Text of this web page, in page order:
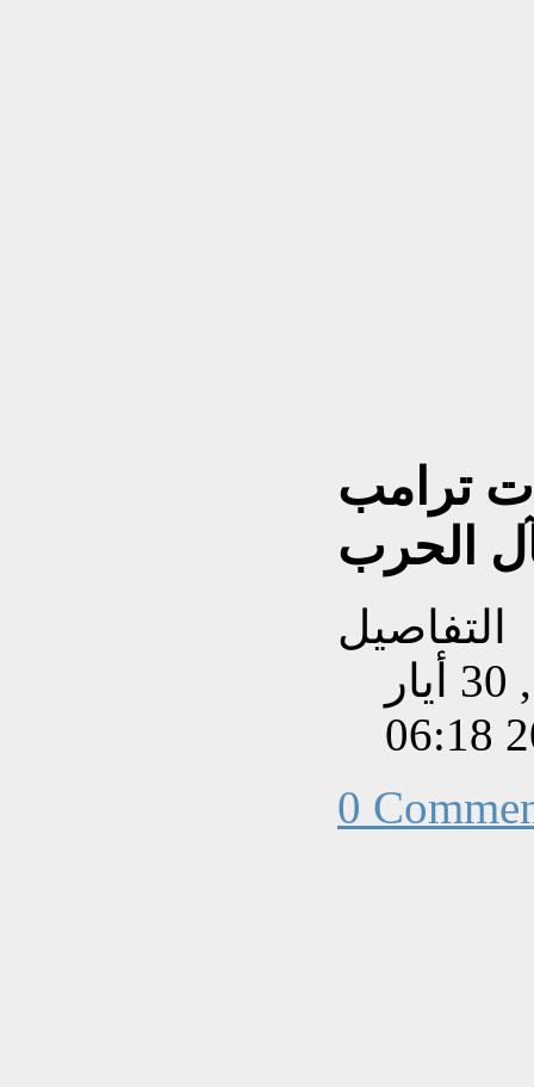
ترامب
الحرب
التفاصيل
تم إنشاءه بتاريخ السبت, 30 أيار
0